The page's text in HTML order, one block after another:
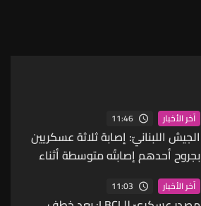
آخر الأخبار 11:46
الجيش اللبنانيّ: إصابة ثلاثة عسكريين
بجروح أحدهم إصابتُه متوسطة أثناء
عملهم على تفكيك ذخائر غير منفجرة
في بلدة زوطر الغربية - النبطية
آخر الأخبار 11:03